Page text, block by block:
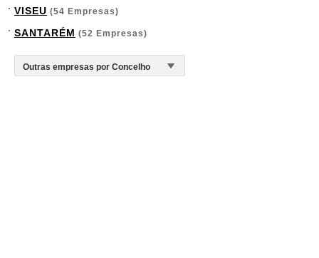
VISEU (54 Empresas)
SANTARÉM (52 Empresas)